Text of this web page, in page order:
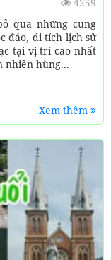
qua những cung
đáo, di tích lịch sử
tại vị trí cao nhất
nhiên hùng...
Xem thêm